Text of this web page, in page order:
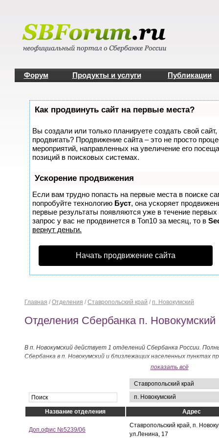
Форум Продукты и услуги Публикации
Как продвинуть сайт на первые места?
Вы создали или только планируете создать свой сайт,
продвигать? Продвижение сайта – это не просто
мероприятий, направленных на увеличение его
позиций в поисковых системах.
Ускорение продвижения
Если вам трудно попасть на первые места в поиске
попробуйте технологию Буст, она ускоряет
первые результаты появляются уже в течение
запрос у вас не продвинется в Топ10 за месяц, то в
вернут деньги.
Начать продвижение сайта
Главная / Отделения / Ставропольский край / п. Новокумский
Отделения Сбербанка п. Новокумский
В п. Новокумский действует 1 отделений Сбербанка России.
Сбербанка в п. Новокумский и близлежащих населенных пунктах
показать всё
Название отделения Адрес
Доп.офис №5239/06
Ставропольский край, п.
ул.Ленина, 17